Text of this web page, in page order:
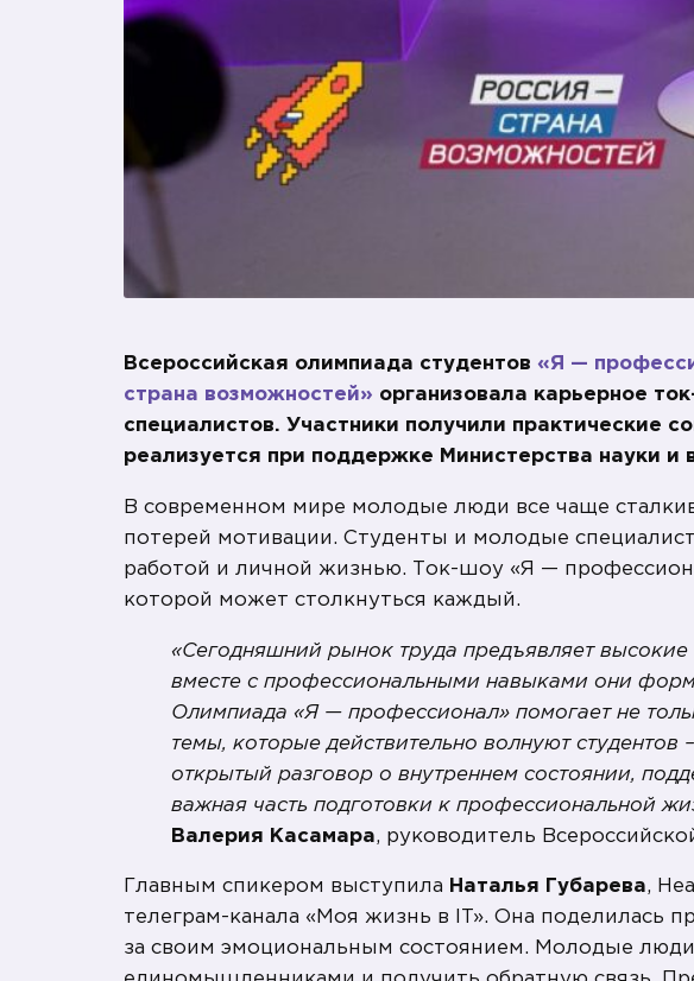
Всероссийская олимпиада студентов «Я —
страна возможностей» организовала карьерное
специалистов. Участники получили практические
реализуется при поддержке Министерства науки и
В современном мире молодые люди все чаще
потерей мотивации. Студенты и молодые
работой и личной жизнью. Ток-шоу «Я —
которой может столкнуться каждый.
«Сегодняшний рынок труда предъявляет
вместе с профессиональными навыками они
Олимпиада «Я — профессионал» помогает не
темы, которые действительно волнуют
открытый разговор о внутреннем состоянии,
важная часть подготовки к профессиональной
Валерия Касамара, руководитель
Главным спикером выступила Наталья Губарева,
телеграм-канала «Моя жизнь в IT». Она поделилась
за своим эмоциональным состоянием. Молодые